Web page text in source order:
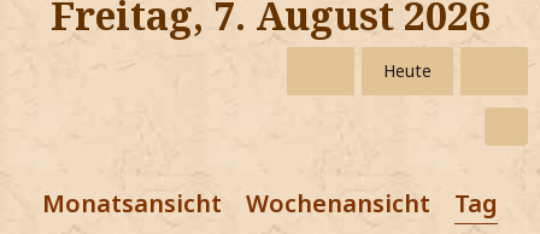
Zauberwelt
Jetzt Fanclub-Mitglied werden!
Freitag, 7. August 2026
Heute
Monatsansicht Wochenansicht